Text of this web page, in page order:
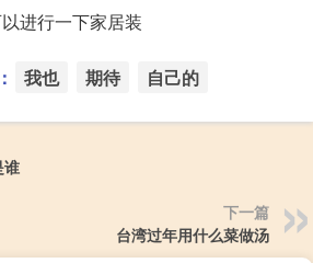
进行一下家居装
我也 期待 自己的
谁
下一篇
台湾过年用什么菜做汤